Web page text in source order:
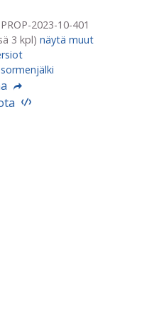
2023-10-401
3 kpl) näytä muut